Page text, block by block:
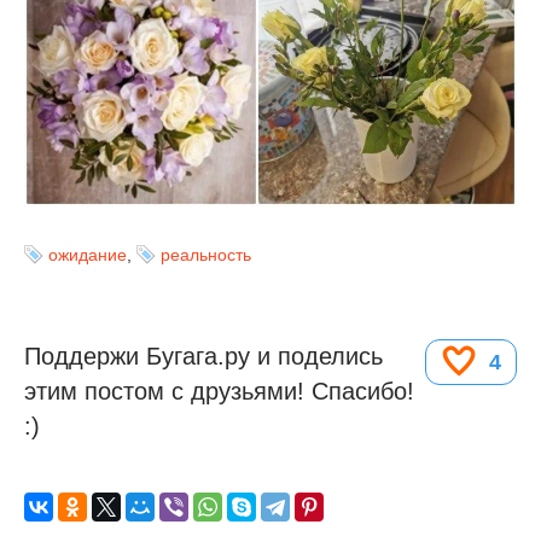
ожидание реальность
4
Поддержи Бугага.ру и поделись
этим постом с друзьями! Спасибо!
:)